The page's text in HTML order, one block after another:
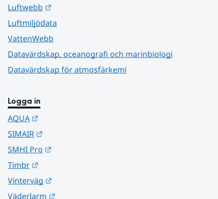
Luftwebb
Luftmiljödata
VattenWebb
Datavärdskap, oceanografi och marinbiologi
Datavärdskap för atmosfärkemi
Logga in
AQUA
SIMAIR
SMHI Pro
Timbr
Vinterväg
Väderlarm